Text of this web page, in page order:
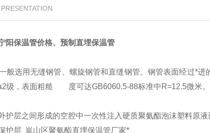
阳保温管价格、预制直埋保温管
般选用无缝钢管、螺旋钢管和直缝钢管。钢管表面经过*进
级，表面粗糙 度可达GB6060.5-88标准中R=12.5微米。
层之间形成的空腔中一次性注入硬质聚氨酯泡沫塑料原液
护层 岚山区聚氨酯直埋保温管厂家*